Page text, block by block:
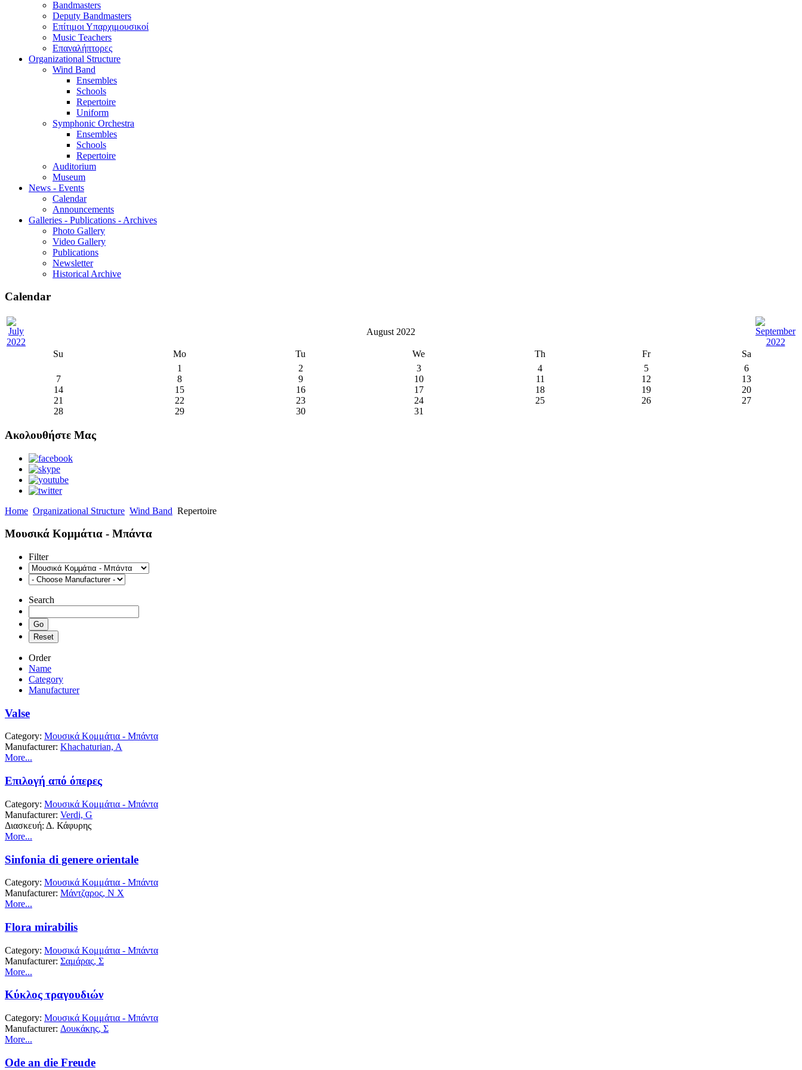
Bandmasters
Deputy Bandmasters
Επίτιμοι Υπαρχιμουσικοί
Music Teachers
Επαναλήπτορες
Organizational Structure
Wind Band
Ensembles
Schools
Repertoire
Uniform
Symphonic Orchestra
Ensembles
Schools
Repertoire
Auditorium
Museum
News - Events
Calendar
Announcements
Galleries - Publications - Archives
Photo Gallery
Video Gallery
Publications
Newsletter
Historical Archive
Calendar
August 2022
Su Mo Tu We Th Fr
Sa
1
2 3 4 5
6
7
8 9 10 11 12
13
14
15 16 17 18 19
20
21
22 23 24 25 26
27
28
29 30 31
Ακολουθήστε Μας
Home Organizational Structure Wind Band Repertoire
Μουσικά Κομμάτια - Μπάντα
Filter
Search
Order
Name
Category
Manufacturer
Valse
Category: Μουσικά Κομμάτια - Μπάντα
Manufacturer: Khachaturian, A
More...
Επιλογή από όπερες
Category: Μουσικά Κομμάτια - Μπάντα
Manufacturer: Verdi, G
Διασκευή: Δ. Κάφυρης
More...
Sinfonia di genere orientale
Category: Μουσικά Κομμάτια - Μπάντα
Manufacturer: Μάντζαρος, Ν Χ
More...
Flora mirabilis
Category: Μουσικά Κομμάτια - Μπάντα
Manufacturer: Σαμάρας, Σ
More...
Κύκλος τραγουδιών
Category: Μουσικά Κομμάτια - Μπάντα
Manufacturer: Δουκάκης, Σ
More...
Ode an die Freude